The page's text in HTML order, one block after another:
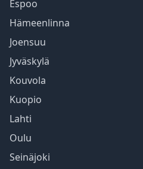
Espoo
Hämeenlinna
Joensuu
Jyväskylä
Kouvola
Kuopio
Lahti
Oulu
Seinäjoki